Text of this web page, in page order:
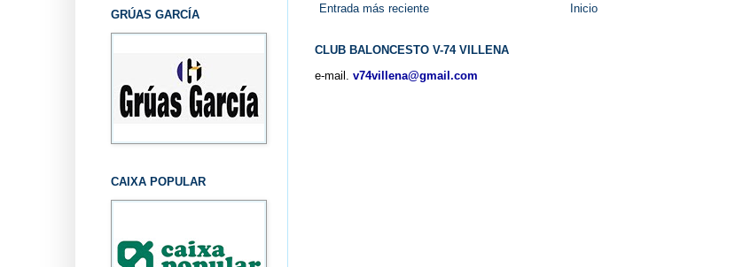
Entrada más reciente Inicio
CLUB BALONCESTO V-74 VILLENA
e-mail.
v74villena@gmail.com
GRÚAS GARCÍA
CAIXA POPULAR